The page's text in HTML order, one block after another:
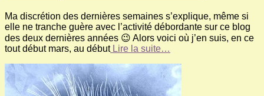
Ma discrétion des dernières semaines s’explique, même si
elle ne tranche guère avec l’activité débordante sur ce blog
des deux dernières années 😉 Alors voici où j’en suis, en ce
tout début mars, au débutLire la suite…